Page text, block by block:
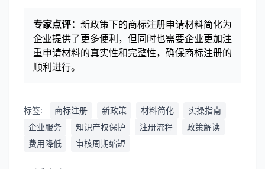
专家点评： 新政策下的商标注册申请材料简化为
企业提供了更多便利，但同时也需要企业更加注
重申请材料的真实性和完整性，确保商标注册的
顺利进行。
标签: 商标注册 新政策 材料简化
实操指南
企业服务
知识产权保护 注册流程
政策解读
费用降低
审核周期缩短